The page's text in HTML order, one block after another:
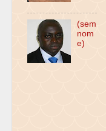
(sem
nom
e)